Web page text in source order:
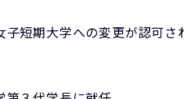
短期大学への変更が認可さ